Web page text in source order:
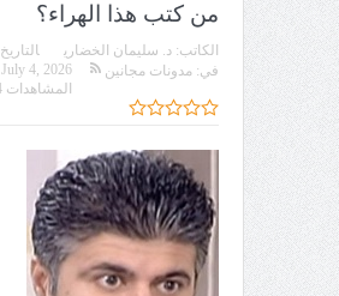
من كتب هذا الهراء؟
الكاتب: د. سليمان الخضاري التاريخ
July 4, 2026
في: مدونات مجانين
المشاهدات 624